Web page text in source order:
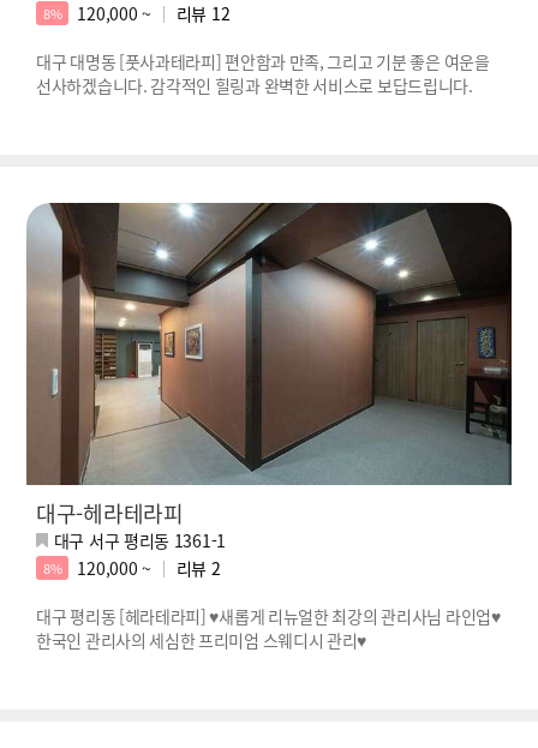
8% 120,000 ~ 리뷰 12
대구 대명동 [풋사과테라피] 편안함과 만족, 그리고 기분 좋은 여운을
선사하겠습니다. 감각적인 힐링과 완벽한 서비스로 보답드립니다.
대구-헤라테라피
대구 서구 평리동 1361-1
8% 120,000 ~ 리뷰 2
대구 평리동 [헤라테라피] ♥새롭게 리뉴얼한 최강의 관리사님 라인업♥
한국인 관리사의 세심한 프리미엄 스웨디시 관리♥